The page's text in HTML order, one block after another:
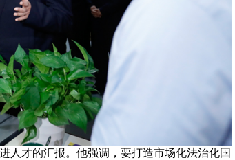
人才的汇报。他强调，要打造市场化法治化国